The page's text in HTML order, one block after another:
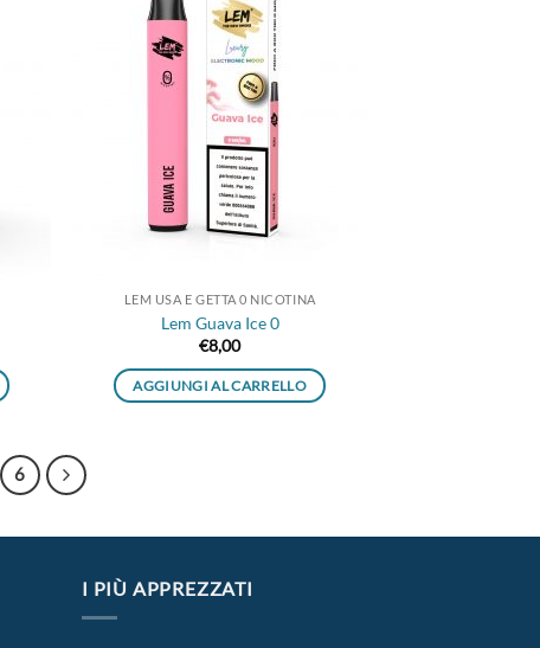
LEM USA E GETTA 0 NICOTINA
Lem Guava Ice 0
€8,00
AGGIUNGI AL CARRELLO
6
I PIÙ APPREZZATI